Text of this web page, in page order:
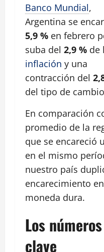
Banco Mundial,
Argentina se
5,9 % en febrero
suba del 2,9 % de
inflación y una
contracción del
del tipo de
En comparación
promedio de la
que se encareció
en el mismo
nuestro país
encarecimiento en
moneda dura.
Los números
clave